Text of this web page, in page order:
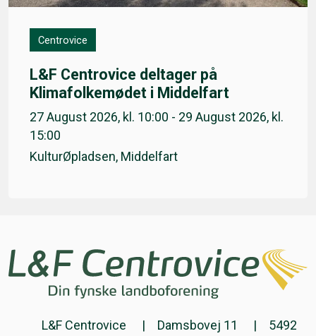
Centrovice
L&F Centrovice deltager på
Klimafolkemødet i Middelfart
27 August 2026, kl. 10:00 - 29 August 2026, kl.
15:00
KulturØpladsen, Middelfart
L&F Centrovice Damsbovej 11
5492